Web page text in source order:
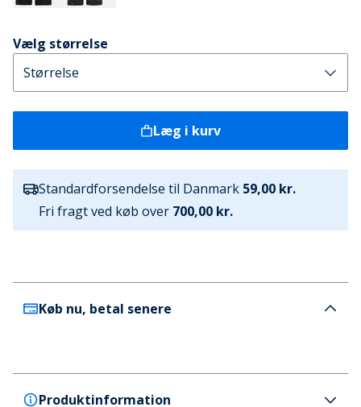
Vælg størrelse
Læg i kurv
Standardforsendelse til Danmark 59,00 kr.
Fri fragt ved køb over 700,00 kr.
Køb nu, betal senere
Produktinformation